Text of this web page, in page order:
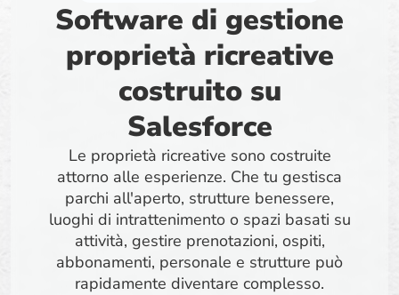
Software di gestione
proprietà ricreative
costruito su
Salesforce
Le proprietà ricreative sono costruite
attorno alle esperienze. Che tu gestisca
parchi all'aperto, strutture benessere,
luoghi di intrattenimento o spazi basati su
attività, gestire prenotazioni, ospiti,
abbonamenti, personale e strutture può
rapidamente diventare complesso.